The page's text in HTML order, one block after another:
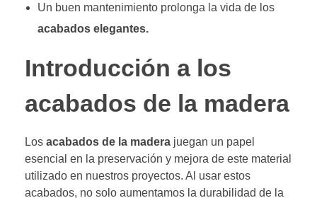
Un buen mantenimiento prolonga la vida de los
acabados elegantes.
Introducción a los
acabados de la madera
Los acabados de la madera juegan un papel
esencial en la preservación y mejora de este material
utilizado en nuestros proyectos. Al usar estos
acabados, no solo aumentamos la durabilidad de la